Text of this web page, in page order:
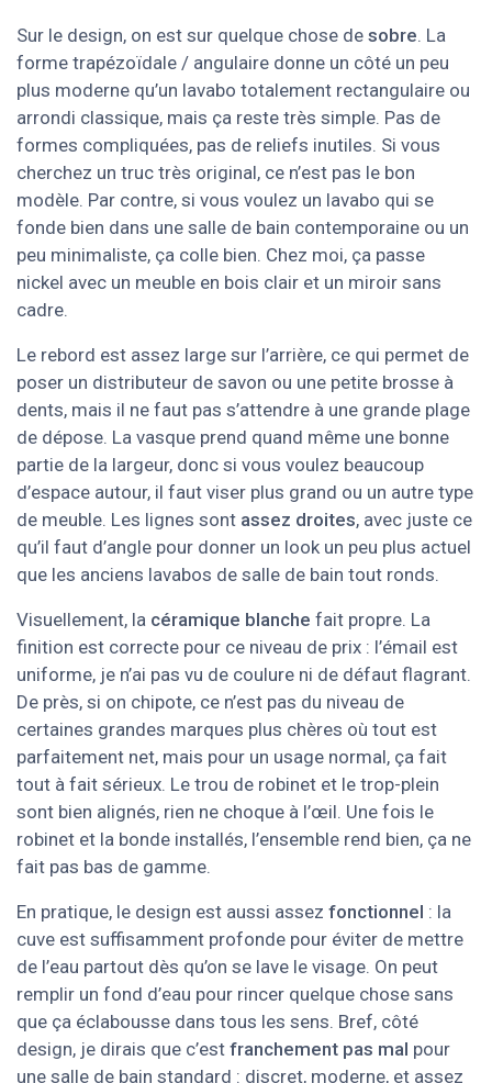
Sur le design, on est sur quelque chose de sobre. La
forme trapézoïdale / angulaire donne un côté un peu
plus moderne qu’un lavabo totalement rectangulaire ou
arrondi classique, mais ça reste très simple. Pas de
formes compliquées, pas de reliefs inutiles. Si vous
cherchez un truc très original, ce n’est pas le bon
modèle. Par contre, si vous voulez un lavabo qui se
fonde bien dans une salle de bain contemporaine ou un
peu minimaliste, ça colle bien. Chez moi, ça passe
nickel avec un meuble en bois clair et un miroir sans
cadre.
Le rebord est assez large sur l’arrière, ce qui permet de
poser un distributeur de savon ou une petite brosse à
dents, mais il ne faut pas s’attendre à une grande plage
de dépose. La vasque prend quand même une bonne
partie de la largeur, donc si vous voulez beaucoup
d’espace autour, il faut viser plus grand ou un autre type
de meuble. Les lignes sont assez droites, avec juste ce
qu’il faut d’angle pour donner un look un peu plus actuel
que les anciens lavabos de salle de bain tout ronds.
Visuellement, la céramique blanche fait propre. La
finition est correcte pour ce niveau de prix : l’émail est
uniforme, je n’ai pas vu de coulure ni de défaut flagrant.
De près, si on chipote, ce n’est pas du niveau de
certaines grandes marques plus chères où tout est
parfaitement net, mais pour un usage normal, ça fait
tout à fait sérieux. Le trou de robinet et le trop-plein
sont bien alignés, rien ne choque à l’œil. Une fois le
robinet et la bonde installés, l’ensemble rend bien, ça ne
fait pas bas de gamme.
En pratique, le design est aussi assez fonctionnel : la
cuve est suffisamment profonde pour éviter de mettre
de l’eau partout dès qu’on se lave le visage. On peut
remplir un fond d’eau pour rincer quelque chose sans
que ça éclabousse dans tous les sens. Bref, côté
design, je dirais que c’est franchement pas mal pour
une salle de bain standard : discret, moderne, et assez